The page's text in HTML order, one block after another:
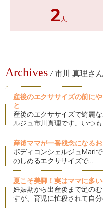
2 人
Archives / 市川 真理さ
産後のエクササイズの前に
と
産後のエクササイズで綺麗
ルジュ市川真理です。いつ
産後ママが一番残念になる
ボディコンシェルジュMari
のしめるエクササイズで…
夏こそ美脚！実はママに多
妊娠期から出産後まで足の
すが、育児に忙殺されて自